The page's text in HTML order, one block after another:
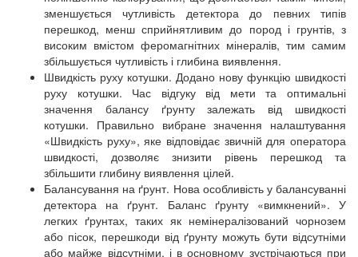
зменшується чутливість детектора до певних типів
перешкод, менш сприйнятливим до пород і грунтів, з
високим вмістом феромагнітних мінералів, тим самим
збільшується чутливість і глибина виявлення.
Швидкість руху котушки. Додано нову функцію швидкості
руху котушки. Час відгуку від мети та оптимальні
значення балансу ґрунту залежать від швидкості
котушки. Правильно вибране значення налаштування
«Швидкість руху», яке відповідає звичній для оператора
швидкості, дозволяє знизити рівень перешкод та
збільшити глибину виявлення цілей.
Балансування на ґрунт. Нова особливість у балансуванні
детектора на ґрунт. Баланс ґрунту «вимкнений». У
легких ґрунтах, таких як немінералізований чорнозем
або пісок, перешкоди від ґрунту можуть бути відсутніми
або майже відсутніми, і в основному зустрічаються при